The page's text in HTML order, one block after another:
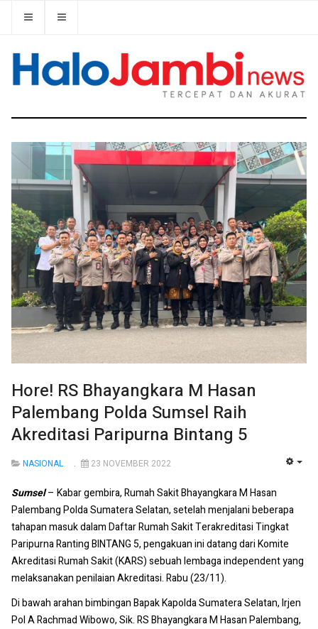
Hore! RS Bhayangkara M Hasan
Palembang Polda Sumsel Raih
Akreditasi Paripurna Bintang 5
NASIONAL 23 NOVEMBER 2022
Sumsel– Kabar gembira, Rumah Sakit Bhayangkara M Hasan
Palembang Polda Sumatera Selatan, setelah menjalani beberapa
tahapan masuk dalam Daftar Rumah Sakit Terakreditasi Tingkat
Paripurna Ranting BINTANG 5, pengakuan ini datang dari Komite
Akreditasi Rumah Sakit (KARS) sebuah lembaga independent yang
melaksanakan penilaian Akreditasi. Rabu (23/11).
Di bawah arahan bimbingan Bapak Kapolda Sumatera Selatan, Irjen
Pol A Rachmad Wibowo, Sik. RS Bhayangkara M Hasan Palembang,